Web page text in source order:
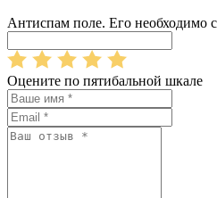
Антиспам поле. Его необходимо
Оцените по пятибальной шкале